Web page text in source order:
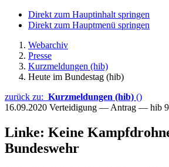
Direkt zum Hauptinhalt springen
Direkt zum Hauptmenü springen
Webarchiv
Presse
Kurzmeldungen (hib)
Heute im Bundestag (hib)
zurück zu: Kurzmeldungen (hib) ()
16.09.2020 Verteidigung — Antrag — hib
Linke: Keine
Bundeswehr